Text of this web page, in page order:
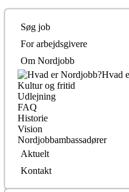
Søg job
For arbejdsgivere
Om Nordjobb
Hvad
Kultur og fritid
Udlejning
FAQ
Historie
Vision
Nordjobbambassadører
Aktuelt
Kontakt